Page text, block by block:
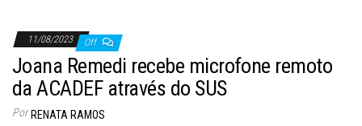
11/08/2023 Off
Joana Remedi recebe microfone remoto
da ACADEF através do SUS
Por RENATA RAMOS